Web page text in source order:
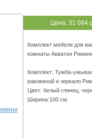
Цена: 31 084
Комплект мебели для
комнаты Акватон
Комплект: Тумба-
раковиной и зеркало
Цвет: белый глянец,
Ширина:100 см.